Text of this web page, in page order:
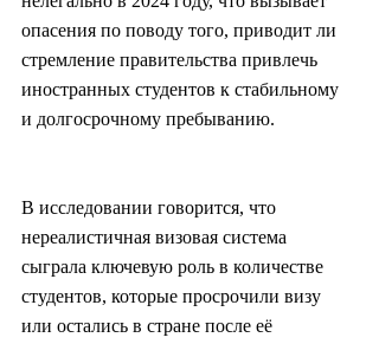
опасения по поводу того, приводит ли
стремление правительства привлечь
иностранных студентов к стабильному
и долгосрочному пребыванию.
В исследовании говорится, что
нереалистичная визовая система
сыграла ключевую роль в количестве
студентов, которые просрочили визу
или остались в стране после её